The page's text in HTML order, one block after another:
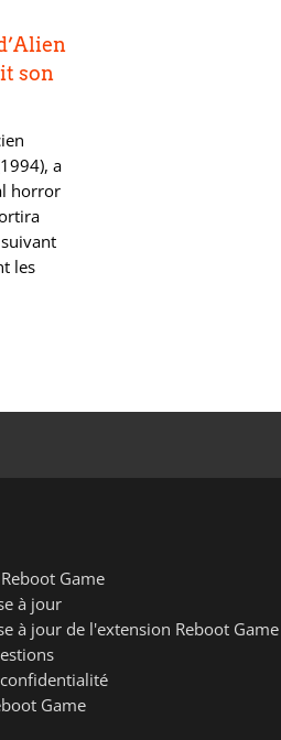
son
a
horror
les
Game
à jour
à jour de l'extension Reboot Game
Game